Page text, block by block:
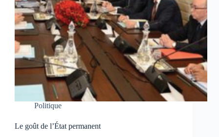
Politique
Le goût de l’État permanent